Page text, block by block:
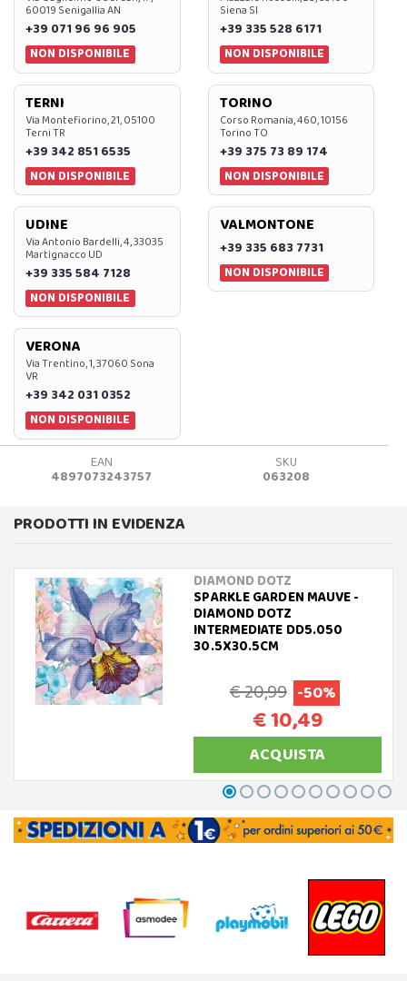
60019 Senigallia AN
+39 071 96 96 905
NON DISPONIBILE
Siena SI
+39 335 528 6171
NON DISPONIBILE
TERNI
Via Montefiorino, 21, 05100
Terni TR
+39 342 851 6535
NON DISPONIBILE
TORINO
Corso Romania, 460, 10156
Torino TO
+39 375 73 89 174
NON DISPONIBILE
UDINE
Via Antonio Bardelli, 4, 33035
Martignacco UD
+39 335 584 7128
NON DISPONIBILE
VALMONTONE
+39 335 683 7731
NON DISPONIBILE
VERONA
Via Trentino, 1, 37060 Sona
VR
+39 342 031 0352
NON DISPONIBILE
EAN
4897073243757
SKU
063208
PRODOTTI IN EVIDENZA
DIAMOND DOTZ
SPARKLE GARDEN MAUVE -
DIAMOND DOTZ
INTERMEDIATE DD5.050
30.5X30.5CM
€ 20,99 -50%
€ 10,49
ACQUISTA